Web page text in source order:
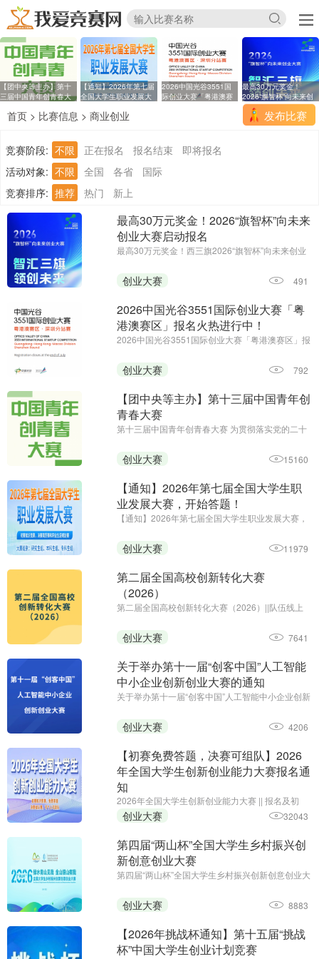
【团中央等主办】第十
三届中国青年创青春大
【通知】2026年第七届
全国大学生职业发展大
2026中国光谷3551国
际创业大赛「粤港澳赛
最高30万元奖金！
2026“旗智杯”向未来创
业
发布比赛
首页 > 比赛信息 > 商业创业
竞赛阶段: 不限 正在报名 报名结束
即将报名
活动对象: 不限 全国 各省
国际
竞赛排序: 推荐 热门 新上
最高30万元奖金！2026“旗智杯”向未来
创业大赛启动报名
最高30万元奖金！西三旗2026“旗智杯”向未来创业
8月15日24:00||主办单位：西三旗街道党工委、西
三旗街道办事处
创业大赛 491
2026中国光谷3551国际创业大赛「粤
港澳赛区」报名火热进行中！
2026中国光谷3551国际创业大赛「粤港澳赛区」报
创业大赛 792
【团中央等主办】第十三届中国青年创
青春大赛
第十三届中国青年创青春大赛 为贯彻落实党的二十
关于青年工作的重要思想、关于青年创新创业的重
要指示批示精神，全面落实中央经济工作会议部
创业大赛 15160
【通知】2026年第七届全国大学生职
业发展大赛，开始答题！
【通知】2026年第七届全国大学生职业发展大赛，
时||主办单位：中国商业经济学会教育培训分会
创业大赛 11979
第二届全国高校创新转化大赛
（2026）
第二届全国高校创新转化大赛（2026）||队伍线上
赛阶段（2026 年 7 月至 10 月）全国总决赛阶段
（2026 年 12 月
创业大赛 7641
关于举办第十一届“创客中国”人工智能
中小企业创新创业大赛的通知
关于举办第十一届“创客中国”人工智能中小企业创新
日||主办单位：工业和信息化部网络安全产业发展中
心（工业和信息化部信息中心）、浙江省经济和信
创业大赛 4206
【初赛免费答题，决赛可组队】2026
年全国大学生创新创业能力大赛报名通
知
2026年全国大学生创新创业能力大赛 || 报名及初
赛：即日起至11月30日;主办单位：中国智慧工程研
究会职业教育专业委员会、安徽省企业管理培训协
会、黑龙江省创新教育研究院、全国大学生创新创
业能力大赛组委会
创业大赛 32043
第四届“两山杯”全国大学生乡村振兴创
新创意创业大赛
第四届“两山杯”全国大学生乡村振兴创新创意创业大
赛道：2026年5月–7月15日,创业赛道：2026年5
月–7月15日;主办单位:新华社品牌工作办公室、新
创业大赛 8883
【2026年挑战杯通知】第十五届“挑战
杯”中国大学生创业计划竞赛